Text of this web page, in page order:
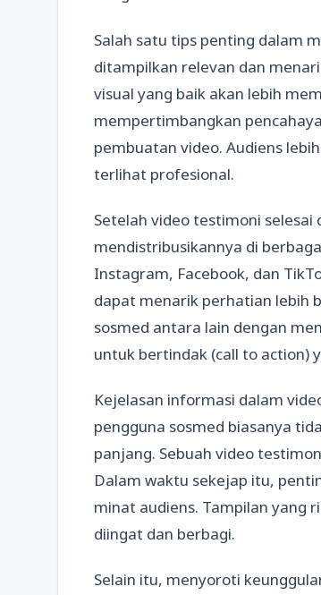
Salah satu tips penting dalam
ditampilkan relevan dan
visual yang baik akan lebih
mempertimbangkan
pembuatan video. Audiens
terlihat profesional.
Setelah video testimoni
mendistribusikannya di
Instagram, Facebook, dan
dapat menarik perhatian lebih
sosmed antara lain dengan
untuk bertindak (call to action)
Kejelasan informasi dalam
pengguna sosmed biasanya
panjang. Sebuah video
Dalam waktu sekejap itu,
minat audiens. Tampilan yang
diingat dan berbagi.
Selain itu, menyoroti